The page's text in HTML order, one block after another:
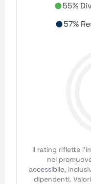
55%
57%
Il rating riflette
nel
accessibile,
dipendenti.